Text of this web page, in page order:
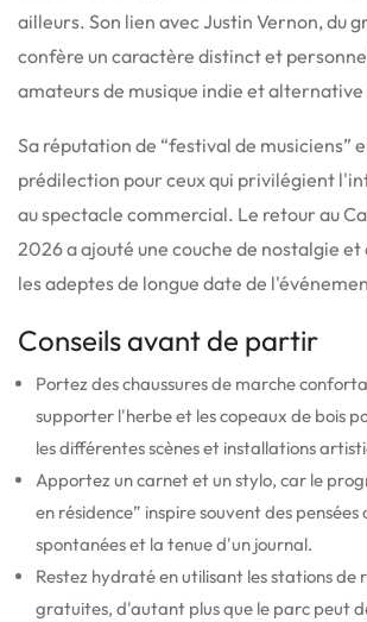
ailleurs. Son lien avec Justin Vernon, du
confère un caractère distinct et
amateurs de musique indie et
Sa réputation de “festival de musiciens”
prédilection pour ceux qui privilégient
au spectacle commercial. Le retour au
2026 a ajouté une couche de nostalgie
les adeptes de longue date de
Conseils avant de partir
Portez des chaussures de marche
supporter l'herbe et les copeaux de bois
les différentes scènes et installations
Apportez un carnet et un stylo, car le
en résidence” inspire souvent des
spontanées et la tenue d'un journal.
Restez hydraté en utilisant les stations de
gratuites, d'autant plus que le parc peut